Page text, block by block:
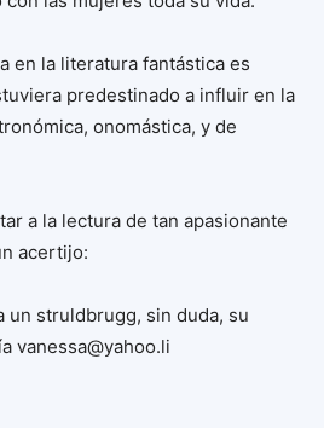
en la literatura fantástica es
predestinado a influir en la
onomástica, y de
a la lectura de tan apasionante
acertijo:
un struldbrugg, sin duda, su
vanessa@yahoo.li